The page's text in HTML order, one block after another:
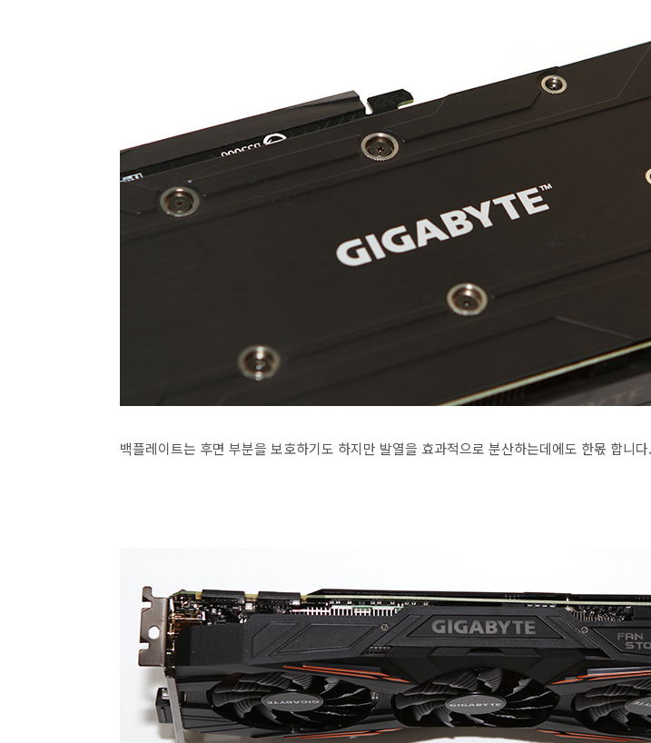
백플레이트는 후면 부분을 보호하기도 하지만 발열을 효과적으로 분산하는데에도 한몫 합니다.